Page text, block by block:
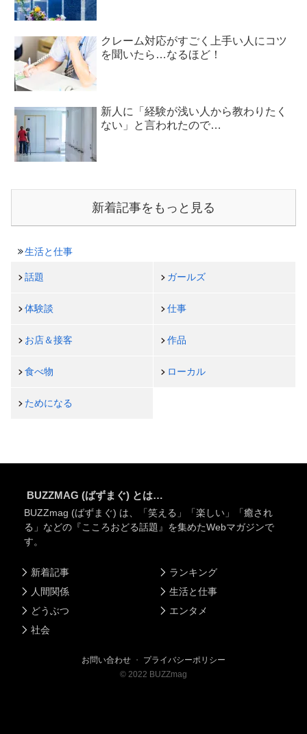
クレーム対応がすごく上手い人にコツ
を聞いたら…なるほど！
新人に「経験が浅い人から教わりたく
ない」と言われたので…
新着記事をもっと見る
生活と仕事
話題 ガールズ
体験談 仕事
お店＆接客 作品
食べ物 ローカル
ためになる
BUZZMAG (ばずまぐ) とは…
BUZZmag (ばずまぐ) は、「笑える」「楽しい」「癒され
る」などの『こころおどる話題』を集めたWebマガジンで
す。
新着記事
人間関係
どうぶつ
社会
ランキング
生活と仕事
エンタメ
お問い合わせ ・ プライバシーポリシー
© 2022 BUZZmag